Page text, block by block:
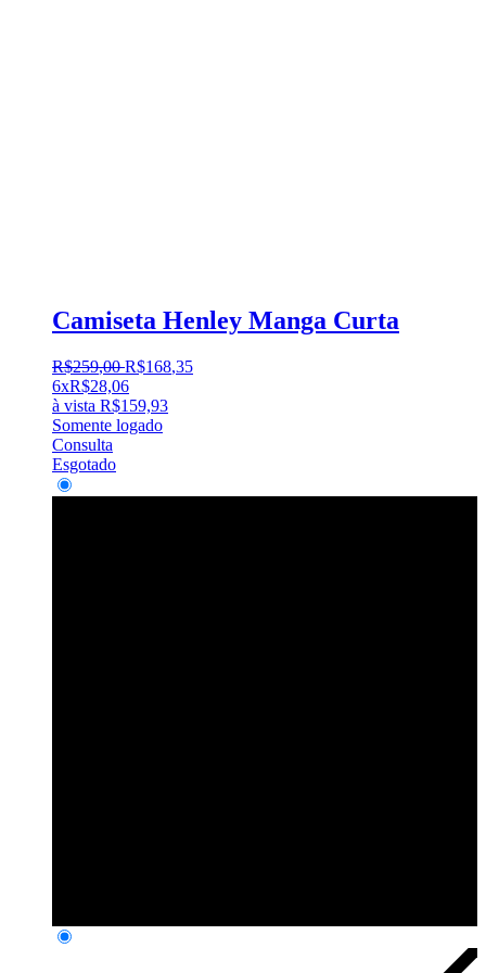
Camiseta Henley Manga Curta
R$259,00 R$168,35
6xR$28,06
à vista R$159,93
Somente logado
Consulta
Esgotado